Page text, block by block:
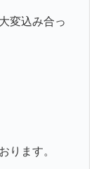
変込み合っ
ります。